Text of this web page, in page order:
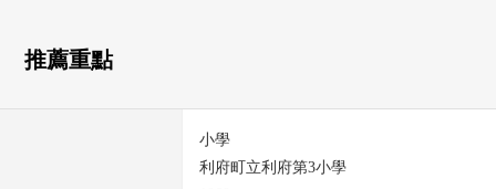
推薦重點
小學
利府町立利府第3小學